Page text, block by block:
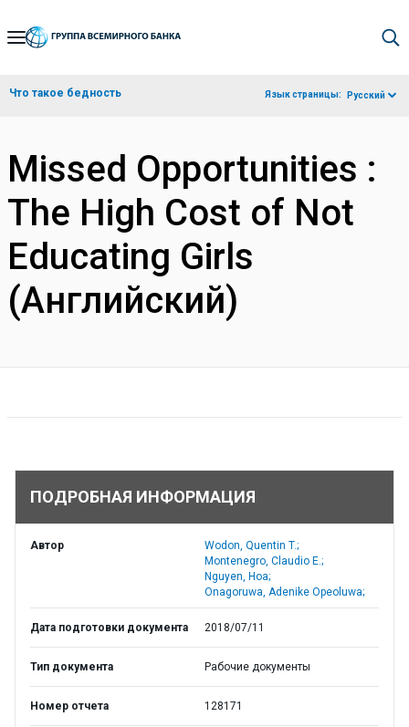
Skip
Navigation
Что такое бедность Язык страницы: Русский
Missed Opportunities :
The High Cost of Not
Educating Girls
(Английский)
ПОДРОБНАЯ ИНФОРМАЦИЯ
Автор
Wodon, Quentin T.;
Montenegro, Claudio E.;
Nguyen, Hoa;
Onagoruwa, Adenike Opeoluwa;
Дата подготовки документа 2018/07/11
Тип документа Рабочие документы
Номер отчета 128171